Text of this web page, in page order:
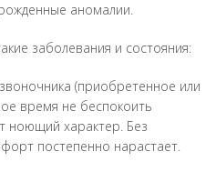
аномалии.
заболевания и состояния:
(приобретенное или
время не беспокоить
ноющий характер. Без
постепенно нарастает.